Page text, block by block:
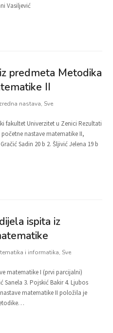
Vasiljević
predmeta Metodika
II
nastava, Sve
fakultet Univerzitet u Zenici Rezultati
nastave matematike II,
Sadin 20 b 2. Šljivić Jelena 19 b
ispita iz
i informatika, Sve
matematike I (prvi parcijalni)
Sanela 3. Pojskić Bakir 4. Ljubos
matematike II položila je